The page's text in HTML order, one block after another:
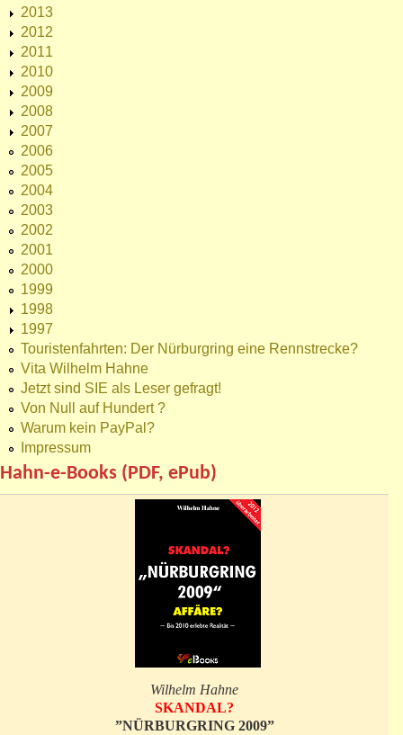
2013
2012
2011
2010
2009
2008
2007
2006
2005
2004
2003
2002
2001
2000
1999
1998
1997
Touristenfahrten: Der Nürburgring eine Rennstrecke?
Vita Wilhelm Hahne
Jetzt sind SIE als Leser gefragt!
Von Null auf Hundert ?
Warum kein PayPal?
Impressum
Hahn-e-Books (PDF, ePub)
Wilhelm Hahne
SKANDAL?
”NÜRBURGRING 2009”